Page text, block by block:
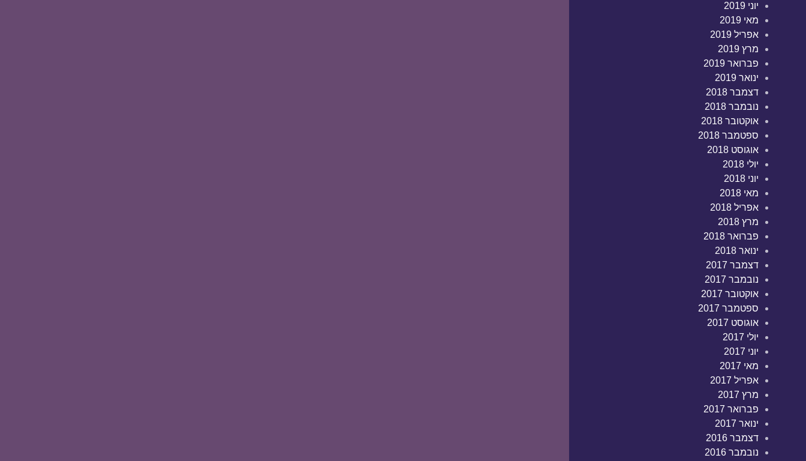
יוני 2019
מאי 2019
אפריל 2019
מרץ 2019
פברואר 2019
ינואר 2019
דצמבר 2018
נובמבר 2018
אוקטובר 2018
ספטמבר 2018
אוגוסט 2018
יולי 2018
יוני 2018
מאי 2018
אפריל 2018
מרץ 2018
פברואר 2018
ינואר 2018
דצמבר 2017
נובמבר 2017
אוקטובר 2017
ספטמבר 2017
אוגוסט 2017
יולי 2017
יוני 2017
מאי 2017
אפריל 2017
מרץ 2017
פברואר 2017
ינואר 2017
דצמבר 2016
נובמבר 2016